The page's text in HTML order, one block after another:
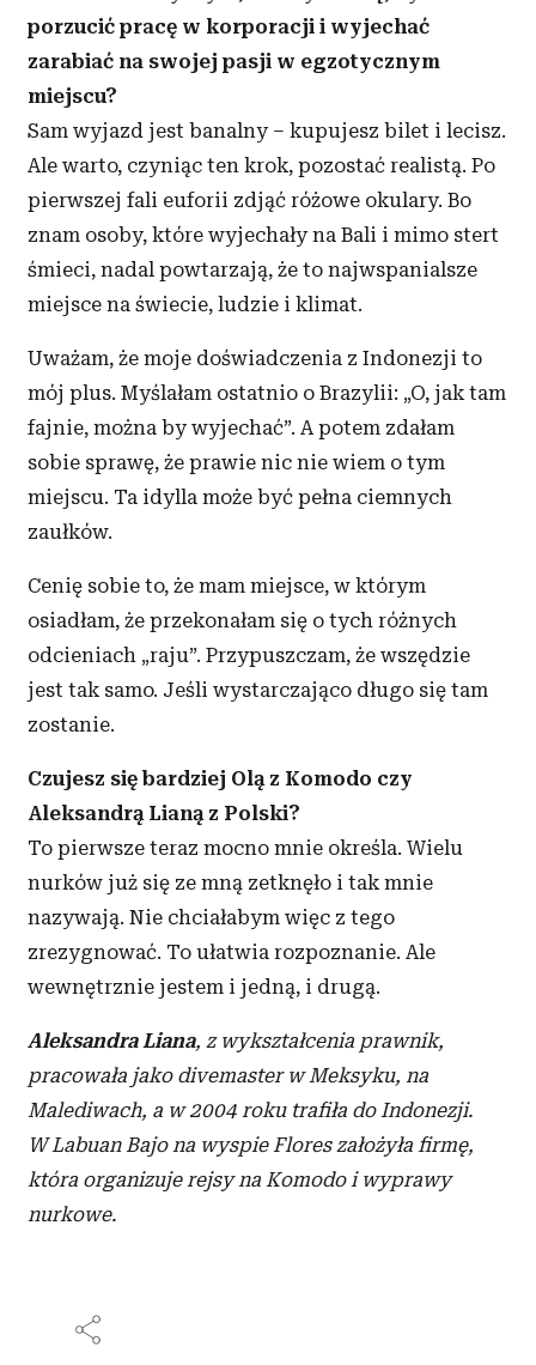
porzucić pracę w korporacji i wyjechać
zarabiać na swojej pasji w egzotycznym
miejscu?
Sam wyjazd jest banalny – kupujesz bilet i lecisz.
Ale warto, czyniąc ten krok, pozostać realistą. Po
pierwszej fali euforii zdjąć różowe okulary. Bo
znam osoby, które wyjechały na Bali i mimo stert
śmieci, nadal powtarzają, że to najwspanialsze
miejsce na świecie, ludzie i klimat.
Uważam, że moje doświadczenia z Indonezji to
mój plus. Myślałam ostatnio o Brazylii: „O, jak tam
fajnie, można by wyjechać”. A potem zdałam
sobie sprawę, że prawie nic nie wiem o tym
miejscu. Ta idylla może być pełna ciemnych
zaułków.
Cenię sobie to, że mam miejsce, w którym
osiadłam, że przekonałam się o tych różnych
odcieniach „raju”. Przypuszczam, że wszędzie
jest tak samo. Jeśli wystarczająco długo się tam
zostanie.
Czujesz się bardziej Olą z Komodo czy
Aleksandrą Lianą z Polski?
To pierwsze teraz mocno mnie określa. Wielu
nurków już się ze mną zetknęło i tak mnie
nazywają. Nie chciałabym więc z tego
zrezygnować. To ułatwia rozpoznanie. Ale
wewnętrznie jestem i jedną, i drugą.
Aleksandra Liana, z wykształcenia prawnik,
pracowała jako divemaster w Meksyku, na
Malediwach, a w 2004 roku trafiła do Indonezji.
W Labuan Bajo na wyspie Flores założyła firmę,
która organizuje rejsy na Komodo i wyprawy
nurkowe.